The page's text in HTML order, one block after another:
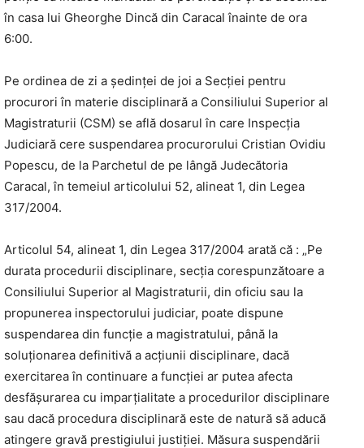
în casa lui Gheorghe Dincă din Caracal înainte de ora
6:00.
Pe ordinea de zi a şedinţei de joi a Secţiei pentru
procurori în materie disciplinară a Consiliului Superior al
Magistraturii (CSM) se află dosarul în care Inspecţia
Judiciară cere suspendarea procurorului Cristian Ovidiu
Popescu, de la Parchetul de pe lângă Judecătoria
Caracal, în temeiul articolului 52, alineat 1, din Legea
317/2004.
Articolul 54, alineat 1, din Legea 317/2004 arată că : „Pe
durata procedurii disciplinare, secţia corespunzătoare a
Consiliului Superior al Magistraturii, din oficiu sau la
propunerea inspectorului judiciar, poate dispune
suspendarea din funcţie a magistratului, până la
soluţionarea definitivă a acţiunii disciplinare, dacă
exercitarea în continuare a funcţiei ar putea afecta
desfăşurarea cu imparţialitate a procedurilor disciplinare
sau dacă procedura disciplinară este de natură să aducă
atingere gravă prestigiului justiţiei. Măsura suspendării